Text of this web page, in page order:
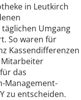
in Leutkirch
Umgang
So waren für
Kassendifferenzen
das
Management-
zu entscheiden.